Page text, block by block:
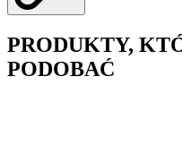
PRODUKTY,
PODOBAĆ